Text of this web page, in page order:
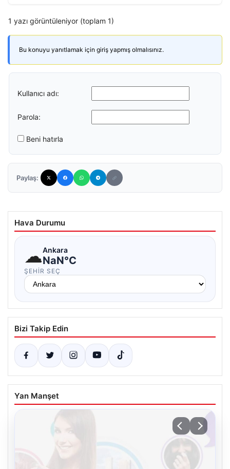
1 yazı görüntüleniyor (toplam 1)
Bu konuyu yanıtlamak için giriş yapmış olmalısınız.
Kullanıcı adı:
Parola:
Beni hatırla
Paylaş:
Hava Durumu
☁Ankara
NaN°C
ŞEHIR SEÇ
Bizi Takip Edin
Yan Manşet